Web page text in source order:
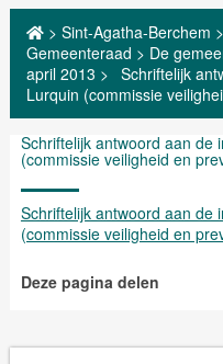
> Sint-Agatha-Berchem >
Gemeenteraad > De
april 2013 > Schriftelijk
Lurquin (commissie
Schriftelijk antwoord aan de
(commissie veiligheid en
Schriftelijk antwoord aan de
(commissie veiligheid en
Deze pagina delen